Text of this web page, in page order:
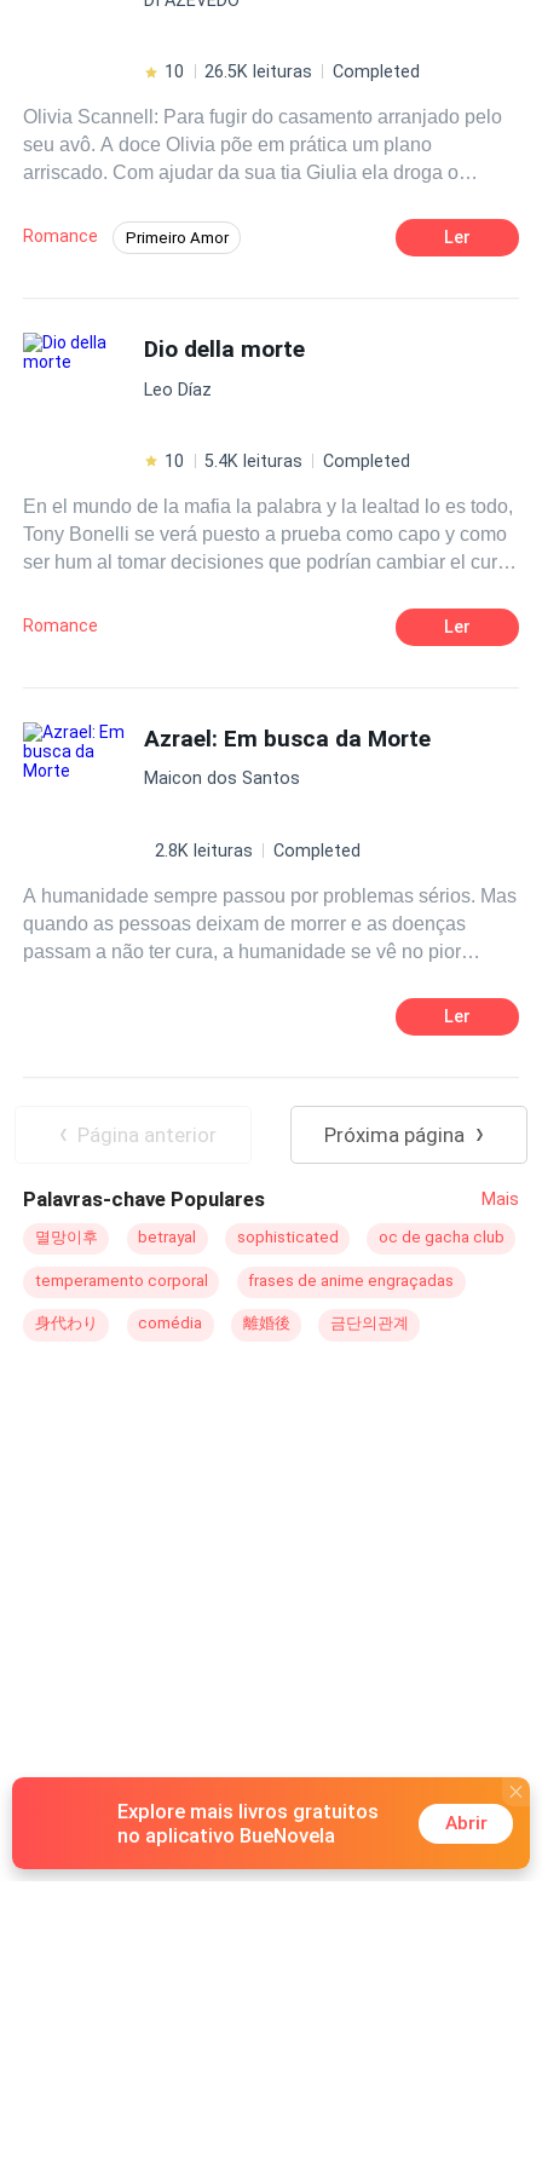
10 26.5K leituras Completed
Olivia Scannell: Para fugir do casamento arranjado pelo
seu avô. A doce Olivia põe em prática um plano
arriscado. Com ajudar da sua tia Giulia ela droga o
Willian(Morte): Ao acordar e ver a bela jovem Olivia nua
ao seu lado fica sem entender o que aconteceu algumas
pai entraram no quarto. Como explicar a situação quando
você não lembrar direito o que aconteceu. O que Olivia
fará quando o Morte descobrir a verdade?
Romance Primeiro Amor
Herói/Heroína Campus
Contemporâneo Mafia
Ler
Dio della morte
Leo Díaz
10 5.4K leituras Completed
En el mundo de la mafia la palabra y la lealtad lo es todo,
Tony Bonelli se verá puesto a prueba como capo y como
ser hum al tomar decisiones que podrían cambiar el curso
tratos con diferentes clanes para tomar el control total de
Italia sin que nadie se interponga, encontrará lo que se
Romance Ler
Azrael: Em busca da Morte
Maicon dos Santos
2.8K leituras Completed
A humanidade sempre passou por problemas sérios. Mas
quando as pessoas deixam de morrer e as doenças
passam a não ter cura, a humanidade se vê no pior
abandonados nas cidades, outros são deslocados para o
interior. Mesmo que toda a humanidade sofra de porfiria,
missão deles é encontrar a doppelganger de Azrael, o
assumir o lugar de Azrael e trazer a morte de volta a
humanidade. Quando não resta mais esperanças, só a
Ler
Página anterior Próxima página
Palavras-chave Populares Mais
멸망이후 betrayal sophisticated oc de gacha club
temperamento corporal frases de anime engraçadas
身代わり comédia 離婚後 금단의관계
Explore mais livros gratuitos
no aplicativo BueNovela
Abrir